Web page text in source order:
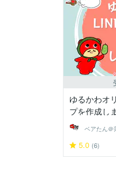
ゆるかわオ
プを作成し
5.0 (6)